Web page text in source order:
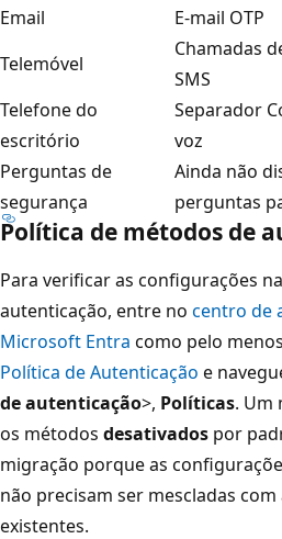
Email
E-mail OTP
Telemóvel
Chamadas
SMS
Telefone do
escritório
Separador
voz
Perguntas de
segurança
Ainda não
perguntas
Política de métodos de
Para verificar as configurações
autenticação, entre no centro de
Microsoft Entra como pelo
Política de Autenticação e
de autenticação>, Políticas. Um
os métodos desativados por
migração porque as
não precisam ser mescladas
existentes.